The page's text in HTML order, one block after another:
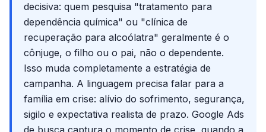
decisiva: quem pesquisa "tratamento para
dependência química" ou "clínica de
recuperação para alcoólatra" geralmente é o
cônjuge, o filho ou o pai, não o dependente.
Isso muda completamente a estratégia de
campanha. A linguagem precisa falar para a
família em crise: alívio do sofrimento, segurança,
sigilo e expectativa realista de prazo. Google Ads
de busca captura o momento de crise, quando a